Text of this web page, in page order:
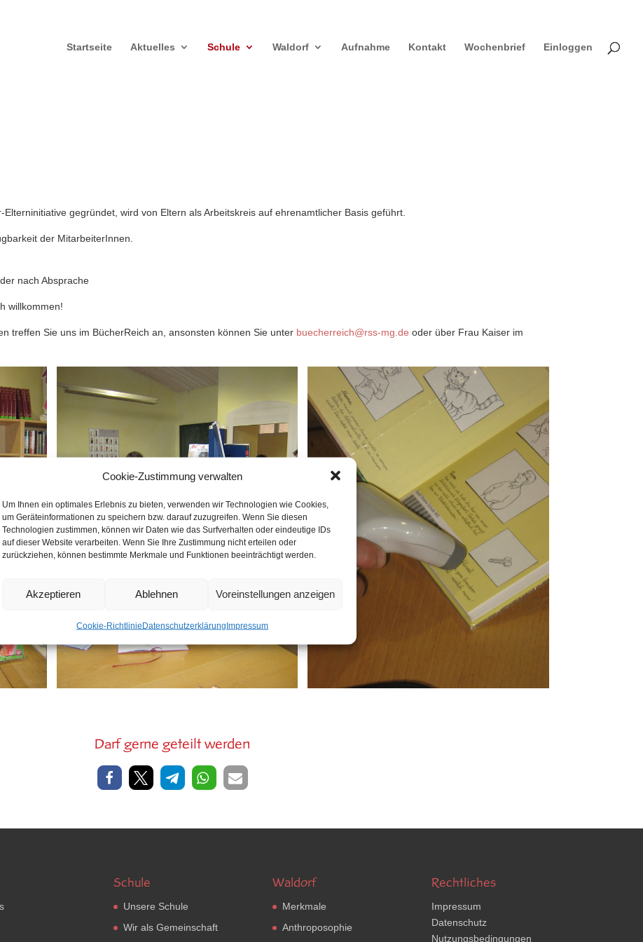
Cookie-Zustimmung verwalten
Um Ihnen ein optimales Erlebnis zu bieten, verwenden wir Technologien wie Cookies,
um Geräteinformationen zu speichern bzw. darauf zuzugreifen. Wenn Sie diesen
Technologien zustimmen, können wir Daten wie das Surfverhalten oder eindeutige IDs
auf dieser Website verarbeiten. Wenn Sie Ihre Zustimmung nicht erteilen oder
zurückziehen, können bestimmte Merkmale und Funktionen beeinträchtigt werden.
Akzeptieren Ablehnen Voreinstellungen anzeigen
Cookie-RichtlinieDatenschutzerklärungImpressum
Startseite Aktuelles Schule Waldorf Aufnahme Kontakt Wochenbrief Einloggen
gegründet, wird von Eltern als Arbeitskreis auf ehrenamtlicher Basis geführt.
der MitarbeiterInnen.
nach Absprache
willkommen!
treffen Sie uns im BücherReich an, ansonsten können Sie unter buecherreich@rss-mg.de oder über Frau Kaiser im
Darf gerne geteilt werden
Schule
Unsere Schule
Wir als Gemeinschaft
Waldorf
Merkmale
Anthroposophie
Rechtliches
Impressum
Datenschutz
Nutzungsbedingungen